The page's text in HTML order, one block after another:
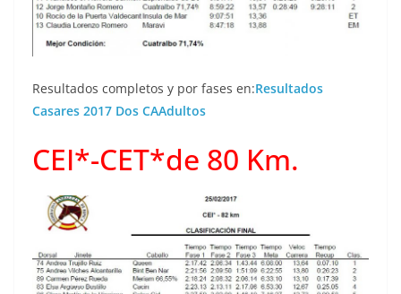
Resultados completos y por fases en:Resultados
Casares 2017 Dos CAAdultos
CEI*-CET*de 80 Km.